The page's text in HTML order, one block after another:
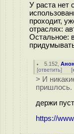
У раста нет
проходит,
отраслях:
Остальное:
5.152 ,
[ответить] [
> И
пришлось.
держи
https://